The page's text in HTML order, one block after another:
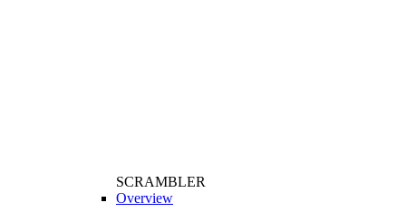
SCRAMBLER
Overview